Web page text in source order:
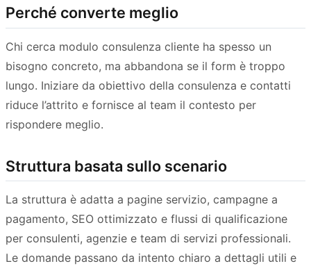
Perché converte meglio
Chi cerca modulo consulenza cliente ha spesso un
bisogno concreto, ma abbandona se il form è troppo
lungo. Iniziare da obiettivo della consulenza e contatti
riduce l’attrito e fornisce al team il contesto per
rispondere meglio.
Struttura basata sullo scenario
La struttura è adatta a pagine servizio, campagne a
pagamento, SEO ottimizzato e flussi di qualificazione
per consulenti, agenzie e team di servizi professionali.
Le domande passano da intento chiaro a dettagli utili e